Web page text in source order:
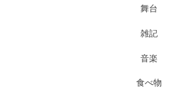
舞台
雑記
音楽
食べ物